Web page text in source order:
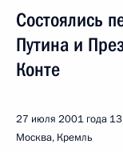
Состоялись
Путина и
Конте
27 июля 2001 года
Москва, Кремль